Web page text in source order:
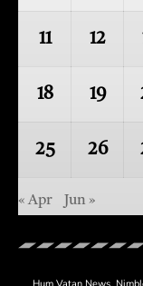
11 12
18 19
25 26
« Apr Jun »